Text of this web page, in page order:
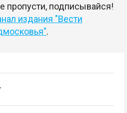
пропусти, подписывайся!
издания "Вести
.